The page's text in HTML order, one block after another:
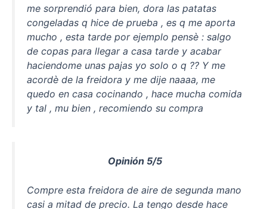
me sorprendió para bien, dora las patatas
congeladas q hice de prueba , es q me aporta
mucho , esta tarde por ejemplo pensè : salgo
de copas para llegar a casa tarde y acabar
haciendome unas pajas yo solo o q ?? Y me
acordè de la freidora y me dije naaaa, me
quedo en casa cocinando , hace mucha comida
y tal , mu bien , recomiendo su compra
Opinión 5/5
Compre esta freidora de aire de segunda mano
casi a mitad de precio. La tengo desde hace